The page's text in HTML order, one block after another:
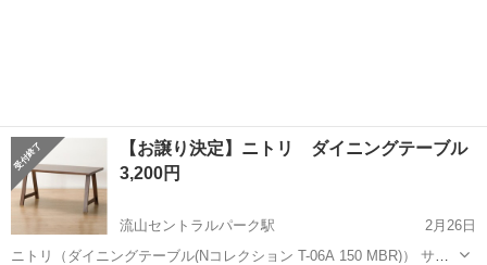
【お譲り決定】ニトリ ダイニングテーブル
3,200円
流山セントラルパーク駅
2月26日
ニトリ（ダイニングテーブル(Nコレクション T-06A 150 MBR)） サイ